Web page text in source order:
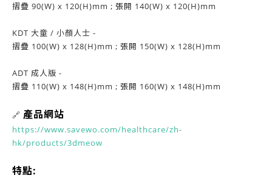
摺疊 90(W) x 120(H)mm ; 張開 140(W) x 120(H)mm
KDT 大童 / 小顏人士 -
摺疊 100(W) x 128(H)mm ; 張開 150(W) x 128(H)mm
ADT 成人版 -
摺疊 110(W) x 148(H)mm ; 張開 160(W) x 148(H)mm
🔗 產品網站
https://www.savewo.com/healthcare/zh-
hk/products/3dmeow
特點: